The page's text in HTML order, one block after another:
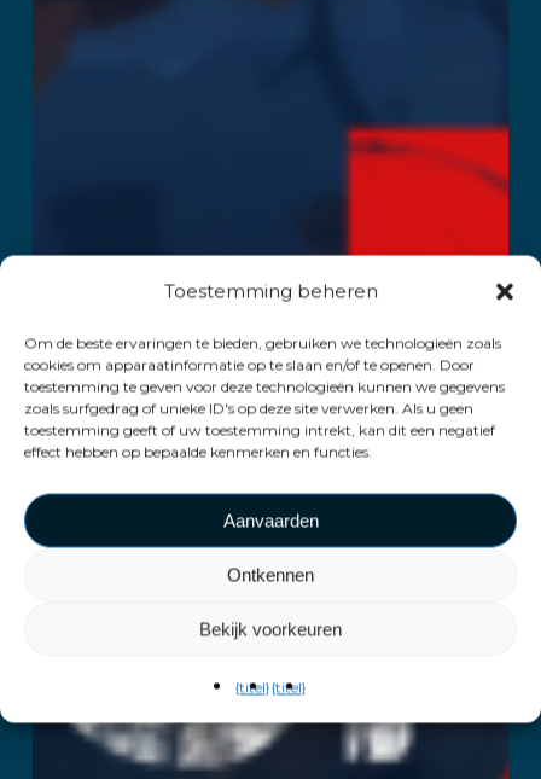
Toestemming beheren
Om de beste ervaringen te bieden, gebruiken we technologieën zoals
cookies om apparaatinformatie op te slaan en/of te openen. Door
toestemming te geven voor deze technologieën kunnen we gegevens
zoals surfgedrag of unieke ID's op deze site verwerken. Als u geen
toestemming geeft of uw toestemming intrekt, kan dit een negatief
effect hebben op bepaalde kenmerken en functies.
Aanvaarden
Ontkennen
Bekijk voorkeuren
{titel}{titel}